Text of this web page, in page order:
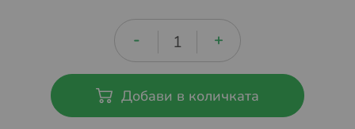
Добави в количката